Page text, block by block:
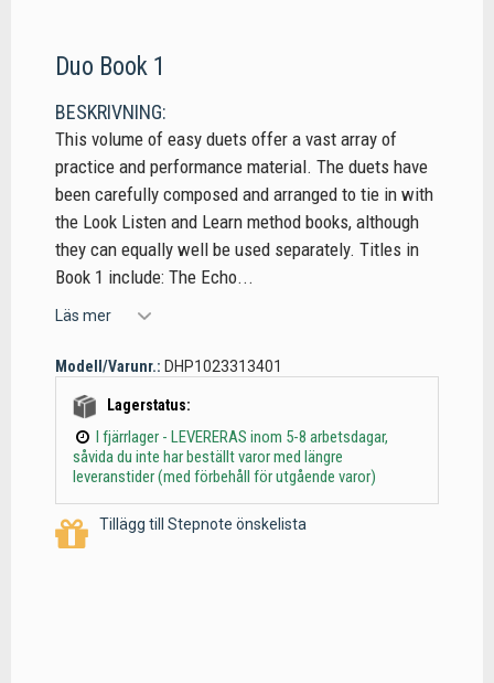
Duo Book 1
BESKRIVNING:
This volume of easy duets offer a vast array of
practice and performance material. The duets have
been carefully composed and arranged to tie in with
the Look Listen and Learn method books, although
they can equally well be used separately. Titles in
Book 1 include: The Echo...
Läs mer
Modell/Varunr.: DHP1023313401
Lagerstatus:
I fjärrlager - LEVERERAS inom 5-8 arbetsdagar,
såvida du inte har beställt varor med längre
leveranstider (med förbehåll för utgående varor)
Tillägg till Stepnote önskelista